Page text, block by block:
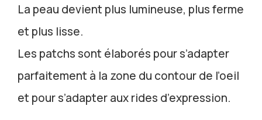
La peau devient plus lumineuse, plus ferme
et plus lisse.
Les patchs sont élaborés pour s’adapter
parfaitement à la zone du contour de l’oeil
et pour s’adapter aux rides d’expression.